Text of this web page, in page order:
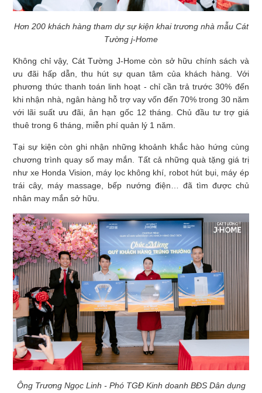
Hơn 200 khách hàng tham dự sự kiện khai trương nhà mẫu Cát
Tường j-Home
Không chỉ vậy, Cát Tường J-Home còn sở hữu chính sách và
ưu đãi hấp dẫn, thu hút sự quan tâm của khách hàng. Với
phương thức thanh toán linh hoạt - chỉ cần trả trước 30% đến
khi nhận nhà, ngân hàng hỗ trợ vay vốn đến 70% trong 30 năm
với lãi suất ưu đãi, ân hạn gốc 12 tháng. Chủ đầu tư trợ giá
thuê trong 6 tháng, miễn phí quản lý 1 năm.
Tại sự kiện còn ghi nhận những khoảnh khắc hào hứng cùng
chương trình quay số may mắn. Tất cả những quà tặng giá trị
như xe Honda Vision, máy lọc không khí, robot hút bụi, máy ép
trái cây, máy massage, bếp nướng điện… đã tìm được chủ
nhân may mắn sở hữu.
Ông Trương Ngọc Linh - Phó TGĐ Kinh doanh BĐS Dân dụng